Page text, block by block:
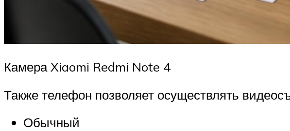
Камера Xiaomi Redmi Note 4
Также телефон позволяет осуществлять
Обычный